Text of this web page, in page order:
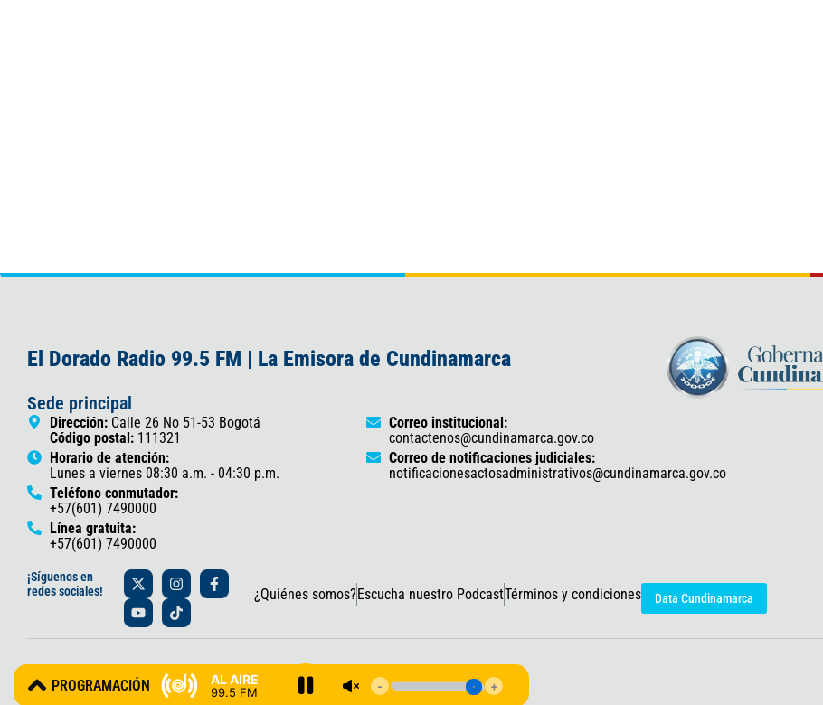
El Dorado Radio 99.5 FM | La Emisora de Cundinamarca
Sede principal
Dirección: Calle 26 No 51-53 Bogotá
Código postal: 111321
Horario de atención:
Lunes a viernes 08:30 a.m. - 04:30 p.m.
Teléfono conmutador:
+57(601) 7490000
Línea gratuita:
+57(601) 7490000
Correo institucional:
contactenos@cundinamarca.gov.co
Correo de notificaciones judiciales:
notificacionesactosadministrativos@cundinamarca.gov.co
AL AIRE
99.5 FM
¡Síguenos en
redes sociales!
X
-
t
w
i
t
e
r
I
n
s
t
a
r
a
m
F
a
c
o
k
-
Y
o
u
t
u
e
T
i
k
t
o
¿Quiénes somos?Escucha nuestro PodcastTérminos y condiciones Data Cundinamarca
© 2025 Gobernación de Cundinamarca – Oficina de Prensa y Comunicaciones
PROGRAMACIÓN